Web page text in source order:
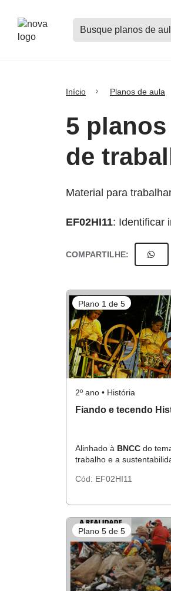
Buscar
planos
cursos
Início Planos de aula
5
de
Material para
EF02HI11: Identificar
COMPARTILHE:
Plano 1 de 5
2º ano • História
Fiando e tecendo
Alinhado à BNCC do
trabalho e a
Cód: EF02HI11
Plano 5 de 5